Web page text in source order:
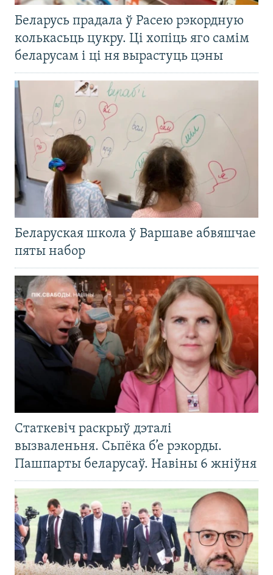
Беларусь прадала ў Расею рэкордную
колькасьць цукру. Ці хопіць яго самім
беларусам і ці ня вырастуць цэны
Беларуская школа ў Варшаве абвяшчае
пяты набор
Статкевіч раскрыў дэталі
вызваленьня. Сьпёка б’е рэкорды.
Пашпарты беларусаў. Навіны 6 жніўня